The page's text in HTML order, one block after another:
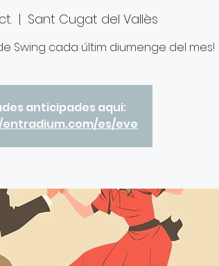
  |
Sant Cugat del Vallès
anticipades aqui:
es/eve